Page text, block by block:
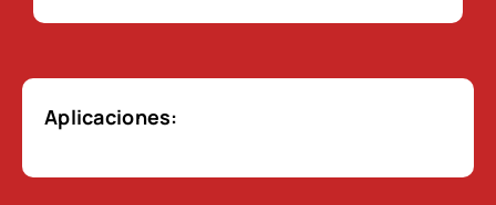
Aplicaciones: